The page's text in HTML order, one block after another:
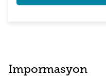
Impormasyon